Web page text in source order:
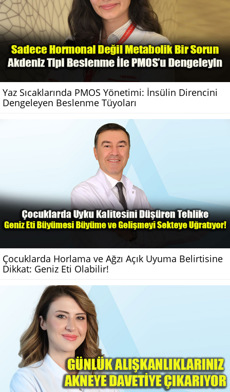
Yaz Sıcaklarında PMOS Yönetimi: İnsülin Direncini
Dengeleyen Beslenme Tüyoları
Çocuklarda Horlama ve Ağzı Açık Uyuma Belirtisine
Dikkat: Geniz Eti Olabilir!